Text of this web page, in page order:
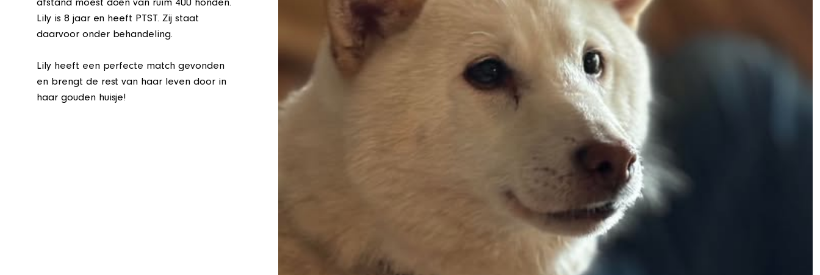
afstand moest doen van ruim 400 honden.
Lily is 8 jaar en heeft PTST. Zij staat
daarvoor onder behandeling.
Lily heeft een perfecte match gevonden
en brengt de rest van haar leven door in
haar gouden huisje!